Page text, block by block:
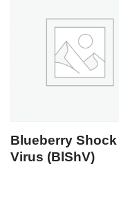
Blueberry Shock
Virus (BlShV)